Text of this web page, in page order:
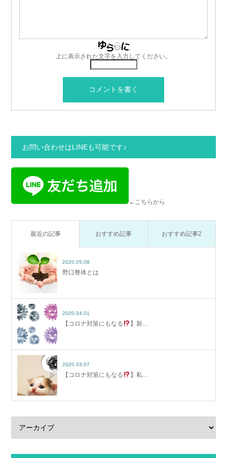
上に表示された文字を入力してください。
お問い合わせはLINEも可能です♪
←こちらから
最近の記事 おすすめ記事 おすすめ記事2
2020.05.08
野口整体とは
2020.04.01
【コロナ対策にもなる 】新…
2020.03.07
【コロナ対策にもなる 】私…